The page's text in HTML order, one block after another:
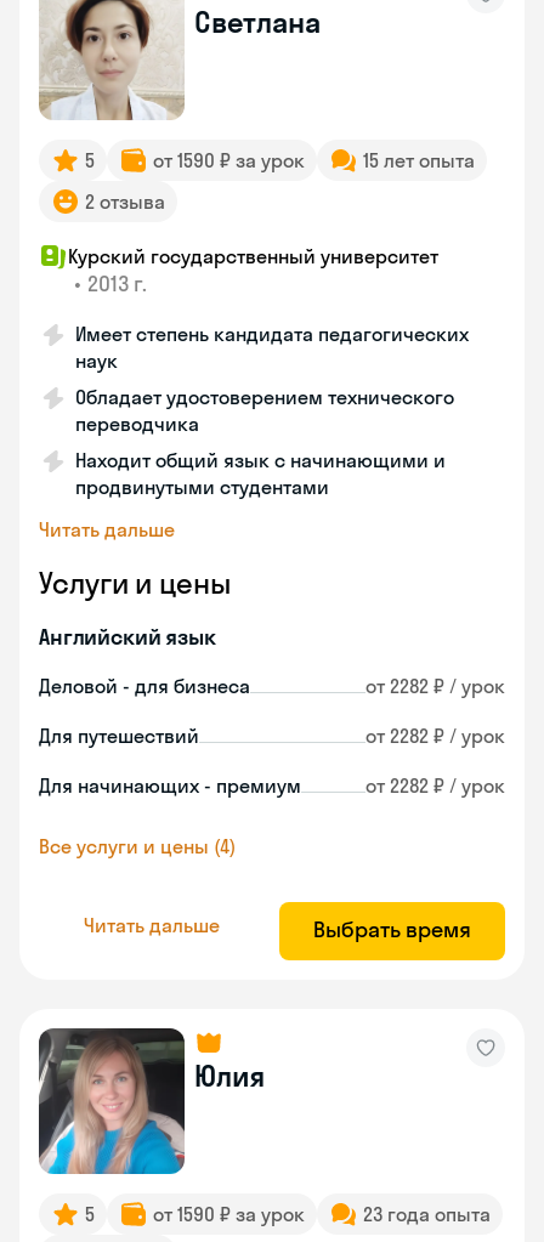
Светлана
5 от 1590 ₽ за урок
15 лет опыта
2 отзыва
Курский государственный университет
• 2013 г.
Имеет степень кандидата педагогических
наук
Обладает удостоверением технического
переводчика
Находит общий язык с начинающими и
продвинутыми студентами
Читать дальше
Услуги и цены
Английский язык
Деловой - для бизнеса от 2282 ₽ / урок
Для путешествий от 2282 ₽ / урок
Для начинающих - премиум от 2282 ₽ / урок
Все услуги и цены (4)
Читать дальше Выбрать время
Юлия
5 от 1590 ₽ за урок
23 года опыта